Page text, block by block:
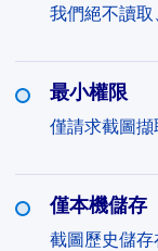
我們絕不讀取
最小權限
僅請求截圖
僅本機儲存
截圖歷史儲